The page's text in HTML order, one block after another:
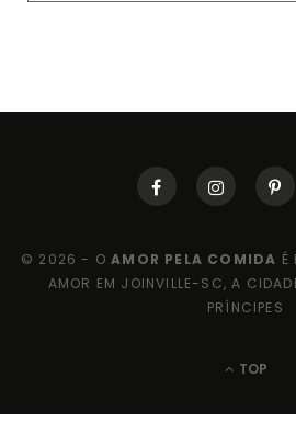
© 2026 - OAMOR PELA COMIDA É
AMOR EM JOINVILLE-SC, A
PRÍNCIPES
TOP